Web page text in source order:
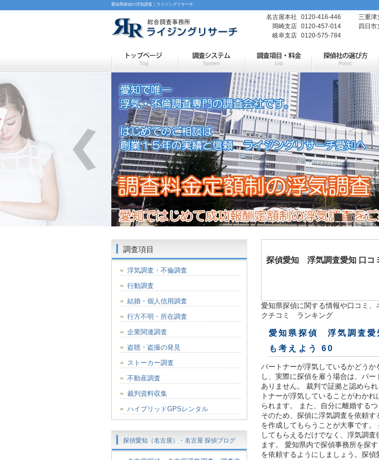
愛知県探偵の浮気調査｜ライジングリサーチ
名古屋本社 0120-416-446 三重津
岡崎支店 0120-457-014 四日市
岐阜支店 0120-575-784
探偵愛知 浮気調査愛知 口
愛知県探偵に関する情報や口コミ、
クチコミ ランキング
愛知県探偵 浮気調査愛
も考えよう 60
パートナーが浮気しているかどう
し、実際に探偵を雇う場合は、パ
ありません。 裁判で証拠と認めら
トナーが浮気していることがわか
られます。 また、自分に離婚する
そのため、探偵に浮気調査を依頼
を作成してもらうことが大事です
してもらえるだけでなく、浮気調
ます。 愛知県内で探偵事務所を探
を依頼するようにしましょう。探
調査項目
浮気調査・不倫調査
行動調査
結婚・個人信用調査
行方不明・所在調査
企業関連調査
盗聴・盗撮の発見
ストーカー調査
不動産調査
裁判資料収集
ハイブリッドGPSレンタル
探偵愛知（名古屋）・名古屋 探偵ブログ